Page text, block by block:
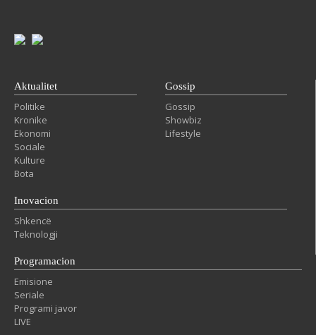
Aktualitet
Politike
Kronike
Ekonomi
Sociale
Kulture
Bota
Gossip
Gossip
Showbiz
Lifestyle
Inovacion
Shkencë
Teknologji
Programacion
Emisione
Seriale
Programi javor
LIVE